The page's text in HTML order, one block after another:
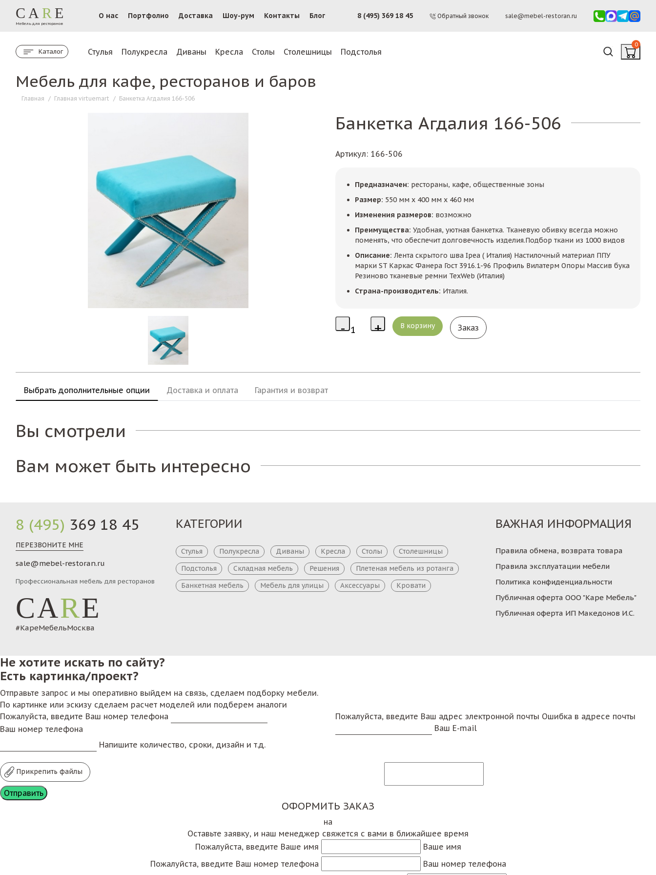
CA R E
Мебель для ресторанов
О нас Портфолио Доставка Шоу-рум Контакты Блог 8 (495) 369 18 45 Обратный звонок sale@mebel-restoran.ru
Каталог Стулья Полукресла Диваны Кресла Столы Столешницы Подстолья
0
Мебель для кафе, ресторанов и баров
Главная / Главная virtuemart / Банкетка Агдалия 166-506
Банкетка Агдалия 166-506
Артикул: 166-506
Предназначен: рестораны, кафе, общественные зоны
Размер: 550 мм x 400 мм x 460 мм
Изменения размеров: возможно
Преимущества: Удобная, уютная банкетка. Тканевую обивку всегда можно
поменять, что обеспечит долговечность изделия.Подбор ткани из 1000 видов
Описание: Лента скрытого шва Ipea ( Италия) Настилочный материал ППУ
марки ST Каркас Фанера Гост 3916.1-96 Профиль Вилатерм Опоры Массив бука
Резиново тканевые ремни TexWeb (Италия)
Страна-производитель: Италия.
Заказ
Выбрать дополнительные опции Доставка и оплата Гарантия и возврат
Вы смотрели
Вам может быть интересно
8 (495) 369 18 45
ПЕРЕЗВОНИТЕ МНЕ
sale@mebel-restoran.ru
Профессиональная мебель для ресторанов
CARE
#КареМебельМосква
КАТЕГОРИИ
Стулья Полукресла Диваны Кресла Столы
Столешницы
Подстолья
Складная мебель Решения
Плетеная мебель из ротанга
Банкетная мебель
Мебель для улицы Аксессуары Кровати
ВАЖНАЯ ИНФОРМАЦИЯ
Правила обмена, возврата товара
Правила эксплуатации мебели
Политика конфиденциальности
Публичная оферта ООО "Каре Мебель"
Публичная оферта ИП Македонов И.С.
Не хотите искать по сайту?
Есть картинка/проект?
Отправьте запрос и мы оперативно выйдем на связь, сделаем подборку мебели.
По картинке или эскизу сделаем расчет моделей или подберем аналоги
Пожалуйста, введите Ваш номер телефона
Ваш номер телефона
Пожалуйста, введите Ваш адрес электронной почты Ошибка в адресе почты
Ваш E-mail
Напишите количество, сроки, дизайн и т.д.
Прикрепить файлы
ОФОРМИТЬ ЗАКАЗ
на
Оставьте заявку, и наш менеджер свяжется с вами в ближайшее время
Пожалуйста, введите Ваше имя
Ваше имя
Пожалуйста, введите Ваш номер телефона
Ваш номер телефона